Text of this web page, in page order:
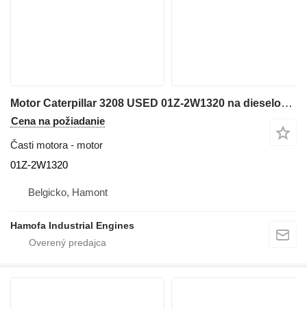
Motor Caterpillar 3208 USED 01Z-2W1320 na dieselového generátora
Cena na požiadanie
Časti motora - motor
01Z-2W1320
Belgicko, Hamont
Hamofa Industrial Engines